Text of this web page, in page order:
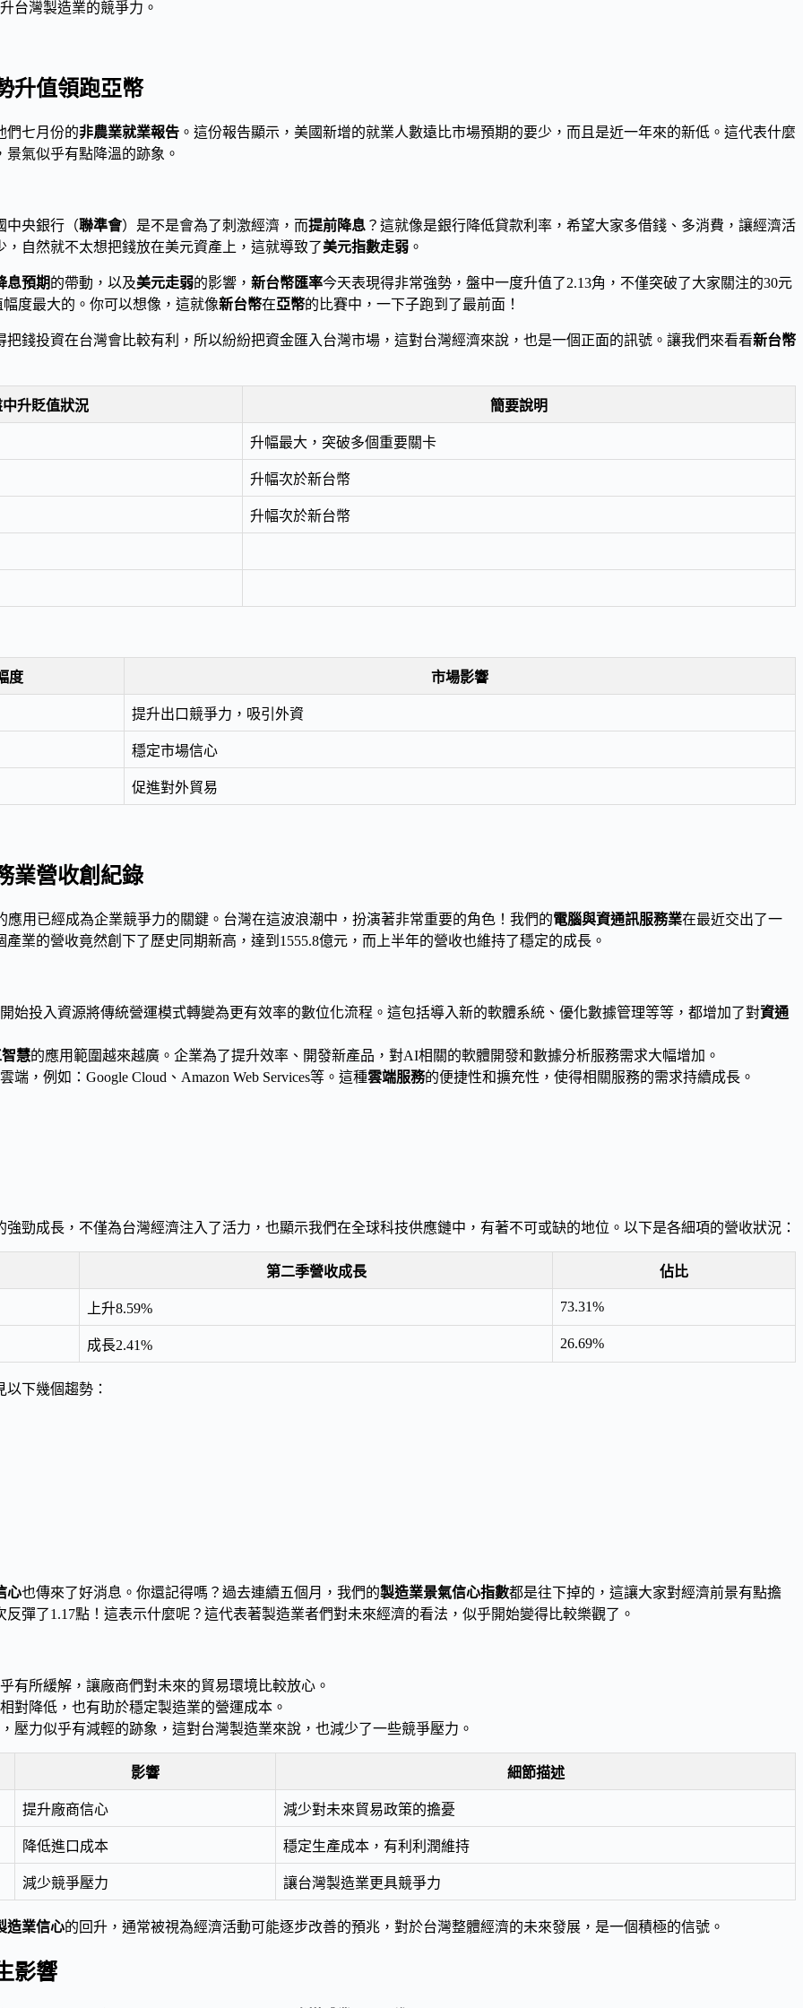
台灣製造業的競爭力。
升值領跑亞幣
們七月份的非農業就業報告 。這份報告顯示，美國新增的就業人數遠比市場預期的要少，而且是近一年來的新低。這代表什麼
氣似乎有點降溫的跡象。
中央銀行（聯準會）是不是會為了刺激經濟，而提前降息 ？這就像是銀行降低貸款利率，希望大家多借錢、多消費，讓經濟活
自然就不太想把錢放在美元資產上，這就導致了美元指數走弱 。
息預期的帶動，以及美元走弱的影響， 新台幣匯率今天表現得非常強勢，盤中一度升值了2.13角，不僅突破了大家關注的30元
度最大的。你可以想像，這就像新台幣在亞幣的比賽中，一下子跑到了最前面！
錢投資在台灣會比較有利，所以紛紛把資金匯入台灣市場，這對台灣經濟來說，也是一個正面的訊號。讓我們來看看新台幣
升貶值狀況 簡要說明
升幅最大，突破多個重要關卡
升幅次於新台幣
升幅次於新台幣
度 市場影響
提升出口競爭力，吸引外資
穩定市場信心
促進對外貿易
業營收創紀錄
應用已經成為企業競爭力的關鍵。台灣在這波浪潮中，扮演著非常重要的角色！我們的電腦與資通訊服務業在最近交出了一
業的營收竟然創下了歷史同期新高，達到1555.8億元，而上半年的營收也維持了穩定的成長。
始投入資源將傳統營運模式轉變為更有效率的數位化流程。這包括導入新的軟體系統、優化數據管理等等，都增加了對資通
慧的應用範圍越來越廣。企業為了提升效率、開發新產品，對AI相關的軟體開發和數據分析服務需求大幅增加。
，例如：Google Cloud、Amazon Web Services等。這種雲端服務的便捷性和擴充性，使得相關服務的需求持續成長。
強勁成長，不僅為台灣經濟注入了活力，也顯示我們在全球科技供應鏈中，有著不可或缺的地位。以下是各細項的營收狀況：
第二季營收成長 佔比
上升8.59% 73.31%
成長2.41% 26.69%
下幾個趨勢：
心也傳來了好消息。你還記得嗎？過去連續五個月，我們的製造業景氣信心指數都是往下掉的，這讓大家對經濟前景有點擔
彈了1.17點！這表示什麼呢？這代表著製造業者們對未來經濟的看法，似乎開始變得比較樂觀了。
有所緩解，讓廠商們對未來的貿易環境比較放心。
對降低，也有助於穩定製造業的營運成本。
壓力似乎有減輕的跡象，這對台灣製造業來說，也減少了一些競爭壓力。
影響 細節描述
提升廠商信心 減少對未來貿易政策的擔憂
降低進口成本 穩定生產成本，有利利潤維持
減少競爭壓力 讓台灣製造業更具競爭力
造業信心的回升，通常被視為經濟活動可能逐步改善的預兆，對於台灣整體經濟的未來發展，是一個積極的信號。
影響